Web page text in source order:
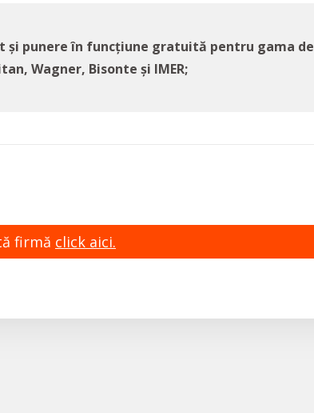
și punere în funcțiune gratuită pentru gama de
Wagner, Bisonte și IMER;
firmă click aici.